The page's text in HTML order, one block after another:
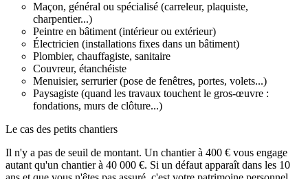
Maçon, général ou spécialisé (carreleur, plaquiste,
charpentier...)
Peintre en bâtiment (intérieur ou extérieur)
Électricien (installations fixes dans un bâtiment)
Plombier, chauffagiste, sanitaire
Couvreur, étanchéiste
Menuisier, serrurier (pose de fenêtres, portes, volets...)
Paysagiste (quand les travaux touchent le gros-œuvre :
fondations, murs de clôture...)
Le cas des petits chantiers
Il n'y a pas de seuil de montant. Un chantier à 400 € vous engage
autant qu'un chantier à 40 000 €. Si un défaut apparaît dans les 10